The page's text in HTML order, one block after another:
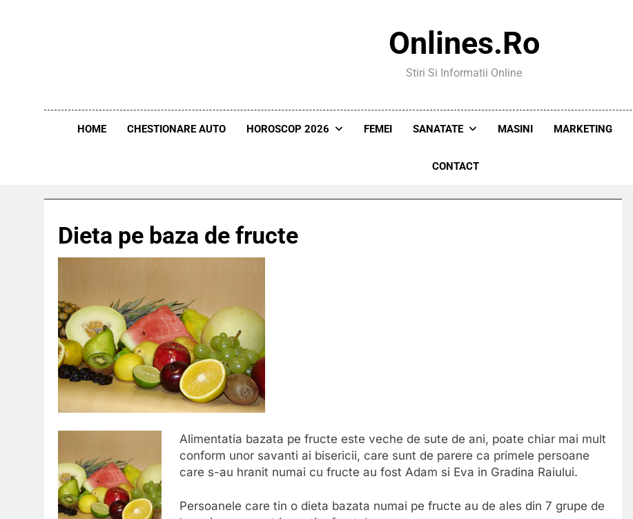
Onlines.ro
Stiri Si Informatii Online
HOME CHESTIONARE AUTO HOROSCOP 2026 FEMEI SANATATE MASINI MARKETING
CONTACT
Dieta pe baza de fructe
Alimentatia bazata pe fructe este veche de sute de ani, poate chiar mai mult
conform unor savanti ai bisericii, care sunt de parere ca primele persoane
care s-au hranit numai cu fructe au fost Adam si Eva in Gradina Raiului.
Persoanele care tin o dieta bazata numai pe fructe au de ales din 7 grupe de